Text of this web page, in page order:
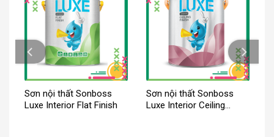
Sơn nội thất Sonboss
Luxe Interior Flat Finish
Sơn nội thất Sonboss
Luxe Interior Ceiling